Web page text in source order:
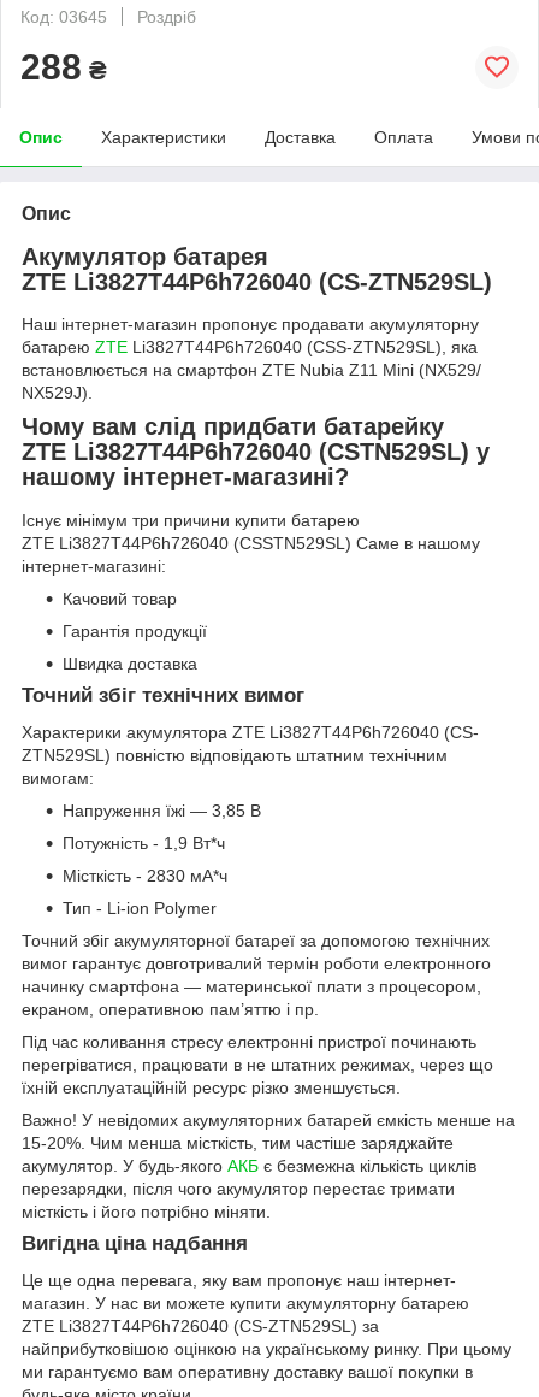
Код: 03645
Роздріб
288 ₴
Опис Характеристики Доставка Оплата Умови
Опис
Акумулятор батарея
ZTE Li3827T44P6h726040 (CS-ZTN529SL)
Наш інтернет-магазин пропонує продавати акумуляторну
батарею ZTE Li3827T44P6h726040 (CSS-ZTN529SL), яка
встановлюється на смартфон ZTE Nubia Z11 Mini (NX529/
NX529J).
Чому вам слід придбати батарейку
ZTE Li3827T44P6h726040 (CSTN529SL) у
нашому інтернет-магазині?
Існує мінімум три причини купити батарею
ZTE Li3827T44P6h726040 (CSSTN529SL) Саме в нашому
інтернет-магазині:
Качовий товар
Гарантія продукції
Швидка доставка
Точний збіг технічних вимог
Характерики акумулятора ZTE Li3827T44P6h726040 (CS-
ZTN529SL) повністю відповідають штатним технічним
вимогам:
Напруження їжі — 3,85 В
Потужність - 1,9 Вт*ч
Місткість - 2830 мА*ч
Тип - Li-ion Polymer
Точний збіг акумуляторної батареї за допомогою технічних
вимог гарантує довготривалий термін роботи електронного
начинку смартфона — материнської плати з процесором,
екраном, оперативною пам’яттю і пр.
Під час коливання стресу електронні пристрої починають
перегріватися, працювати в не штатних режимах, через що
їхній експлуатаційній ресурс різко зменшується.
Важно! У невідомих акумуляторних батарей ємкість менше на
15-20%. Чим менша місткість, тим частіше заряджайте
акумулятор. У будь-якого АКБ є безмежна кількість циклів
перезарядки, після чого акумулятор перестає тримати
місткість і його потрібно міняти.
Вигідна ціна надбання
Це ще одна перевага, яку вам пропонує наш інтернет-
магазин. У нас ви можете купити акумуляторну батарею
ZTE Li3827T44P6h726040 (CS-ZTN529SL) за
найприбутковішою оцінкою на українському ринку. При цьому
ми гарантуємо вам оперативну доставку вашої покупки в